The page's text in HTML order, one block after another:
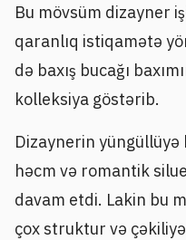
Bu mövsüm dizayner
qaranlıq istiqamətə
də baxış bucağı
kolleksiya göstərib.
Dizaynerin
həcm və romantik
davam etdi. Lakin bu
çox struktur və